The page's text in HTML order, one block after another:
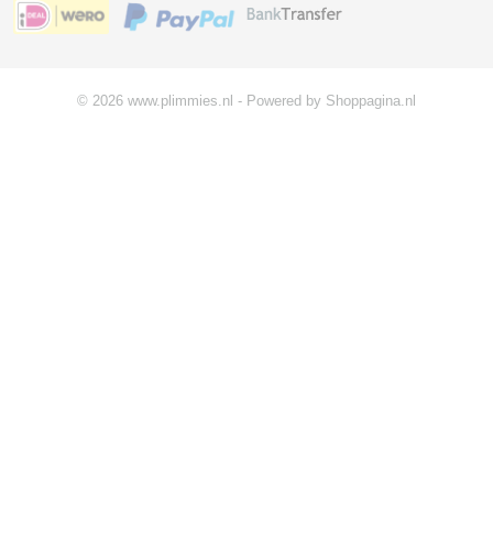
© 2026 www.plimmies.nl - Powered by Shoppagina.nl